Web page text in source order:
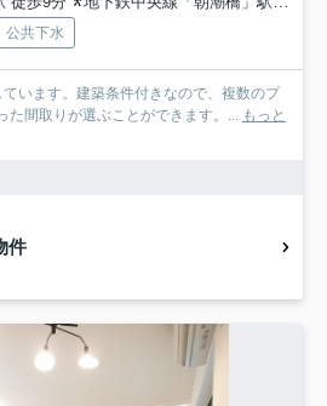
公共下水
います。建築条件付きなので、複数のプ
た間取りが選ぶことができます。... もっと
件